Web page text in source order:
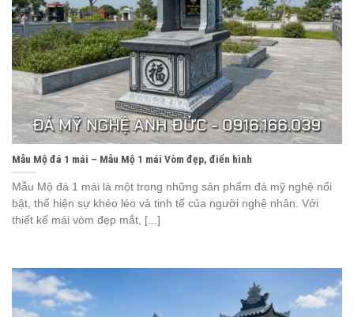
Mẫu Mộ đá 1 mái – Mẫu Mộ 1 mái Vòm đẹp, điển hình
Mẫu Mộ đá 1 mái là một trong những sản phẩm đá mỹ nghệ nổi
bật, thể hiện sự khéo léo và tinh tế của người nghệ nhân. Với
thiết kế mái vòm đẹp mắt, [...]